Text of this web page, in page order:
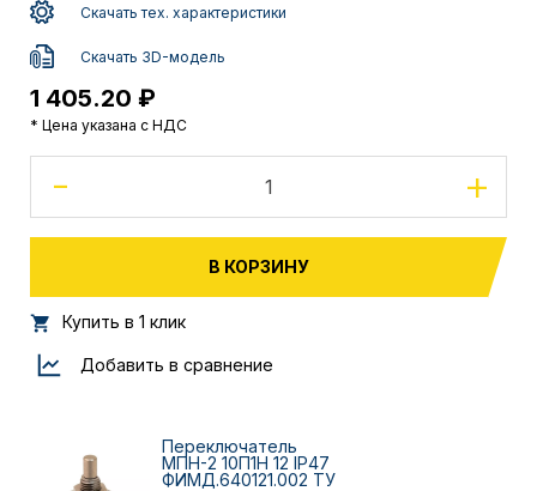
Скачать тех. характеристики
Скачать 3D-модель
1 405.20 ₽
* Цена указана с НДС
- +
В КОРЗИНУ
Купить в 1 клик
Добавить в сравнение
Переключатель
МПН-2 10П1Н 12 IP47
ФИМД.640121.002 ТУ